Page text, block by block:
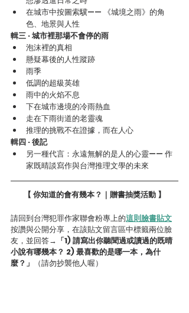
在城市中按圖索驥—— 《城境之雨》的角
色、地景與人性
輯三 · 城市裡那場不會停的雨
泡沫裡的真相
懸疑幕後的人性蹤跡
雨季
低調的超級英雄
雨中的火焰不息
下在城市邊境的冷雨熱血
走在下雨街道的老靈魂
推理的挑戰不在證據，而在人心
輯四 · 後記
另一種代言：永遠無解的是人的心靈—— 作
家既晴談寫作與台灣推理文學的未來
【 你知道的會有幾本？｜贈書抽獎活動 】
請回到台灣犯罪作家聯會粉專上的這則臉書貼文
按讚與公開分享，在該貼文留言區中標籤兩位臉
友，並回答→ 「1) 請寫出你聽聞過或讀過的既晴
小說有哪幾本？ 2) 最喜歡的是哪一本，為什
麼？」
（請勿抄襲他人喔）